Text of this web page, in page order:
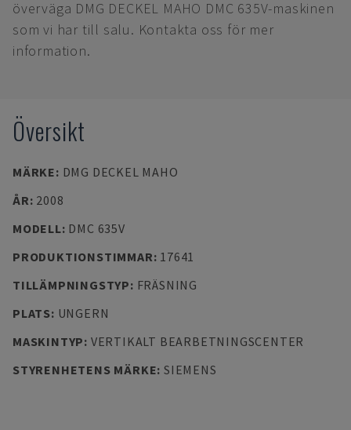
överväga DMG DECKEL MAHO DMC 635V-maskinen
som vi har till salu. Kontakta oss för mer
information.
Översikt
MÄRKE: DMG DECKEL MAHO
ÅR: 2008
MODELL: DMC 635V
PRODUKTIONSTIMMAR: 17641
TILLÄMPNINGSTYP: FRÄSNING
PLATS: UNGERN
MASKINTYP: VERTIKALT BEARBETNINGSCENTER
STYRENHETENS MÄRKE: SIEMENS